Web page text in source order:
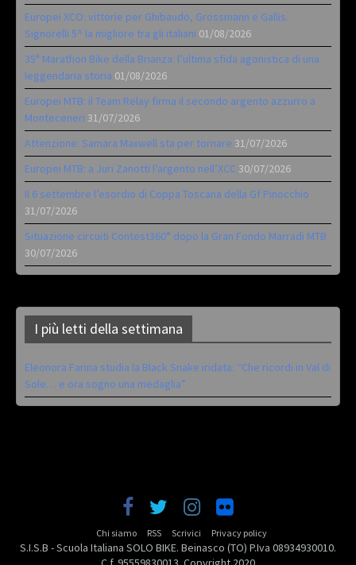
Europei XCO: vittorie per Ghibaudo, Grossmann e Gallis.
Signorelli 5^ la migliore tra gli italiani 01/08/2026
35ª Marathon Bike della Brianza: l’ultima sfida agonistica di una
leggendaria storia 01/08/2026
Europei MTB: il Team Relay firma il secondo argento azzurro a
Monteceneri 31/07/2026
Attenzione: Samara Maxwell sta per tornare 31/07/2026
Europei MTB: a Juri Zanotti l’argento nell’XCC 30/07/2026
Il 6 settembre l’esordio di Coppa Toscana della Gf Pinocchio
31/07/2026
Situazione circuiti Contest360° dopo la Gran Fondo Marradi MTB
30/07/2026
I più letti della settimana
Eleonora Farina studia la Black Snake iridata: “Che ricordi in Val di
Sole… e ora sogno una medaglia”
Chi siamo RSS Scrivici Privacy policy
S.I.S.B - Scuola Italiana SOLO BIKE. Beinasco (TO) P.Iva 08934930010.